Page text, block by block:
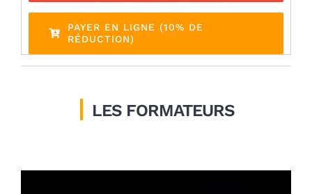
PAYER EN LIGNE (10% DE
RÉDUCTION)
| LES FORMATEURS